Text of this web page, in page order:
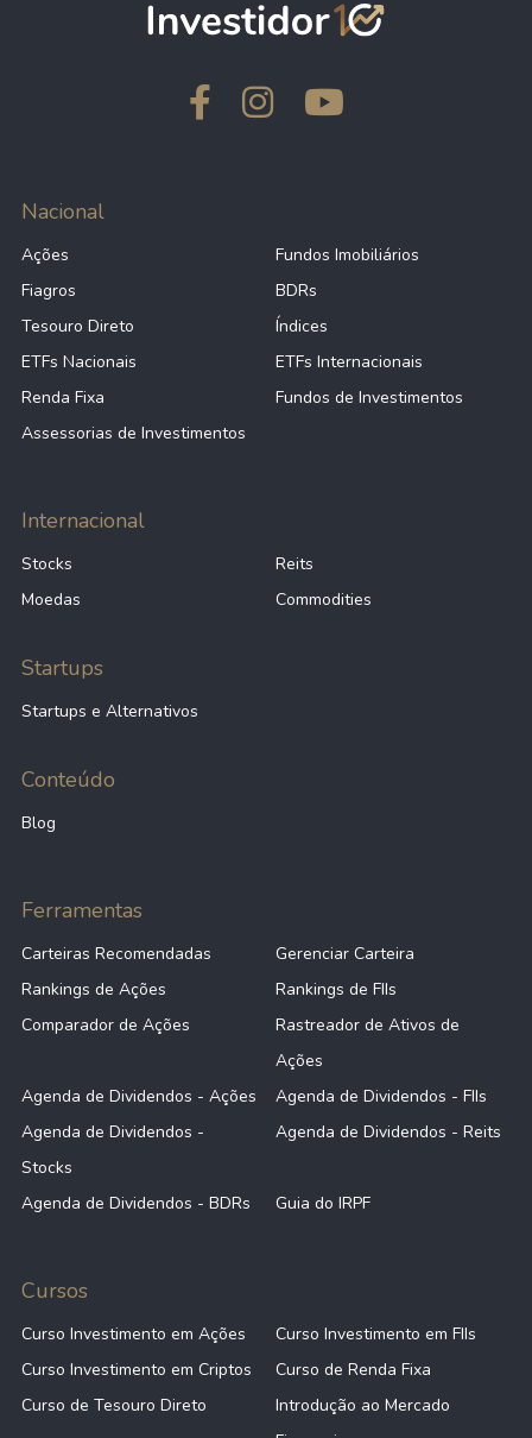
Nacional
Ações
Fundos Imobiliários
Fiagros
BDRs
Tesouro Direto
Índices
ETFs Nacionais
ETFs Internacionais
Renda Fixa
Fundos de Investimentos
Assessorias de Investimentos
Internacional
Stocks
Reits
Moedas
Commodities
Startups
Startups e Alternativos
Conteúdo
Blog
Ferramentas
Carteiras Recomendadas
Gerenciar Carteira
Rankings de Ações
Rankings de FIIs
Comparador de Ações
Rastreador de Ativos de
Ações
Agenda de Dividendos - Ações
Agenda de Dividendos - FIIs
Agenda de Dividendos -
Stocks
Agenda de Dividendos - Reits
Agenda de Dividendos - BDRs Guia do IRPF
Cursos
Curso Investimento em Ações
Curso Investimento em FIIs
Curso Investimento em Criptos
Curso de Renda Fixa
Curso de Tesouro Direto
Introdução ao Mercado